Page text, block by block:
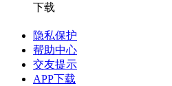
下载
隐私保护
帮助中心
交友提示
APP下载